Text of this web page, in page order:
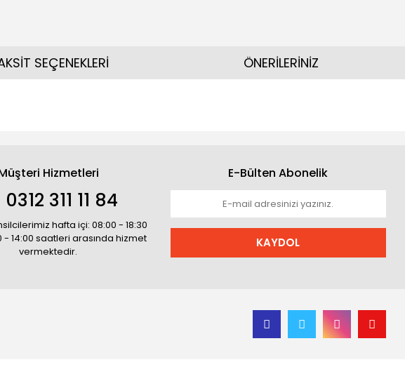
SEÇENEKLERİ ÖNERİLERİNİZ
Hizmetleri
0312 311 11 84
hafta içi: 08:00 - 18:30
- 14:00 saatleri arasında hizmet
vermektedir.
E-Bülten Abonelik
KAYDOL